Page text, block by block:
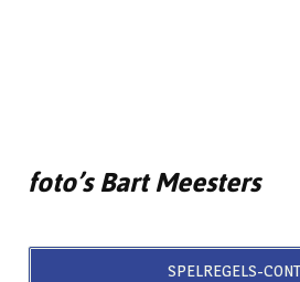
foto’s Bart Meesters
SPELREGELS-